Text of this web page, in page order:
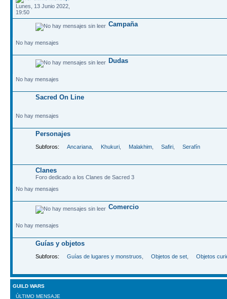
Lunes, 13 Junio 2022,
19:50
Campaña
No hay mensajes
Dudas
No hay mensajes
Sacred On Line
No hay mensajes
Personajes
Subforos: Ancariana Khukuri Malakhim Safiri Serafín
Clanes
Foro dedicado a los Clanes de Sacred 3
No hay mensajes
Comercio
No hay mensajes
Guías y objetos
Subforos: Guías de lugares y monstruos Objetos de set Objetos
GUILD WARS
ÚLTIMO MENSAJE